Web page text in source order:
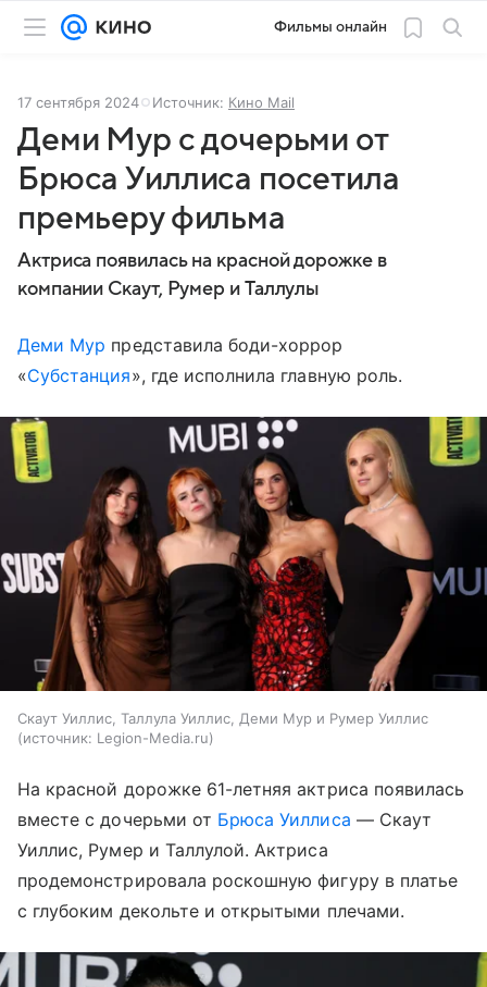
Фильмы онлайн
17 сентября 2024 Источник: Кино Mail
Деми Мур с дочерьми от
Брюса Уиллиса посетила
премьеру фильма
Актриса появилась на красной дорожке в
компании Скаут, Румер и Таллулы
Деми Мур представила боди-хоррор
«Субстанция», где исполнила главную роль.
Скаут Уиллис, Таллула Уиллис, Деми Мур и Румер Уиллис
источник: Legion-Media.ru
На красной дорожке 61-летняя актриса появилась
вместе с дочерьми от Брюса Уиллиса — Скаут
Уиллис, Румер и Таллулой. Актриса
продемонстрировала роскошную фигуру в платье
с глубоким декольте и открытыми плечами.